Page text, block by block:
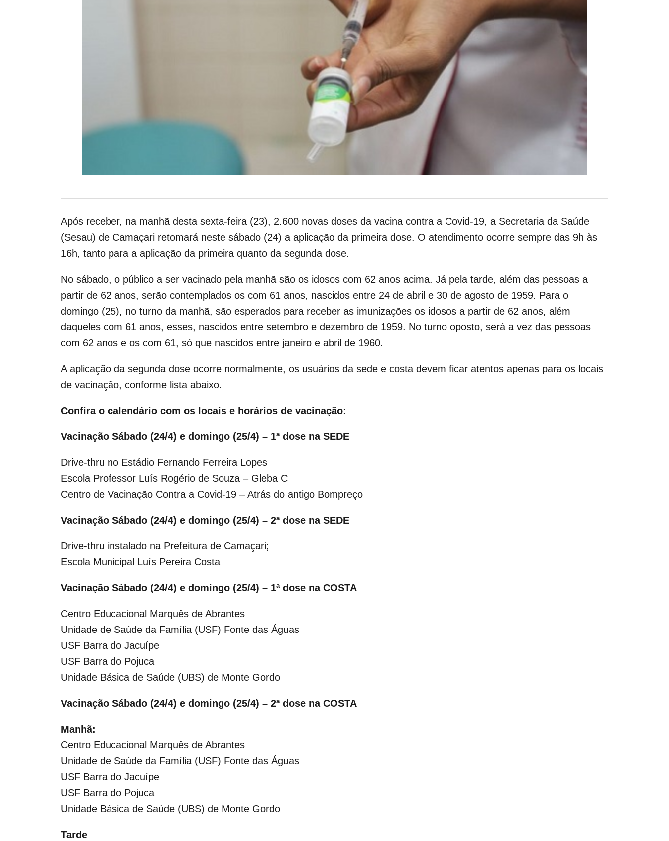
Após receber, na manhã desta sexta-feira (23), 2.600 novas doses da vacina contra a Covid-19, a Secretaria da Saúde
(Sesau) de Camaçari retomará neste sábado (24) a aplicação da primeira dose. O atendimento ocorre sempre das 9h às
16h, tanto para a aplicação da primeira quanto da segunda dose.
No sábado, o público a ser vacinado pela manhã são os idosos com 62 anos acima. Já pela tarde, além das pessoas a
partir de 62 anos, serão contemplados os com 61 anos, nascidos entre 24 de abril e 30 de agosto de 1959. Para o
domingo (25), no turno da manhã, são esperados para receber as imunizações os idosos a partir de 62 anos, além
daqueles com 61 anos, esses, nascidos entre setembro e dezembro de 1959. No turno oposto, será a vez das pessoas
com 62 anos e os com 61, só que nascidos entre janeiro e abril de 1960.
A aplicação da segunda dose ocorre normalmente, os usuários da sede e costa devem ficar atentos apenas para os locais
de vacinação, conforme lista abaixo.
Confira o calendário com os locais e horários de vacinação:
Vacinação Sábado (24/4) e domingo (25/4) – 1ª dose na SEDE
Drive-thru no Estádio Fernando Ferreira Lopes
Escola Professor Luís Rogério de Souza – Gleba C
Centro de Vacinação Contra a Covid-19 – Atrás do antigo Bompreço
Vacinação Sábado (24/4) e domingo (25/4) – 2ª dose na SEDE
Drive-thru instalado na Prefeitura de Camaçari;
Escola Municipal Luís Pereira Costa
Vacinação Sábado (24/4) e domingo (25/4) – 1ª dose na COSTA
Centro Educacional Marquês de Abrantes
Unidade de Saúde da Família (USF) Fonte das Águas
USF Barra do Jacuípe
USF Barra do Pojuca
Unidade Básica de Saúde (UBS) de Monte Gordo
Vacinação Sábado (24/4) e domingo (25/4) – 2ª dose na COSTA
Manhã:
Centro Educacional Marquês de Abrantes
Unidade de Saúde da Família (USF) Fonte das Águas
USF Barra do Jacuípe
USF Barra do Pojuca
Unidade Básica de Saúde (UBS) de Monte Gordo
Tarde